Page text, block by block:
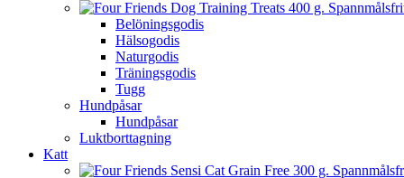
Belöningsgodis
Hälsogodis
Naturgodis
Träningsgodis
Tugg
Hundpåsar
Hundpåsar
Luktborttagning
Katt